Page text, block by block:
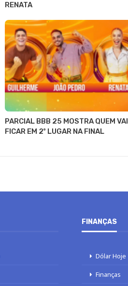
RENATA
PARCIAL BBB 25 MOSTRA QUEM VAI
FICAR EM 2º LUGAR NA FINAL
FINANÇAS
Dólar Hoje
Finanças